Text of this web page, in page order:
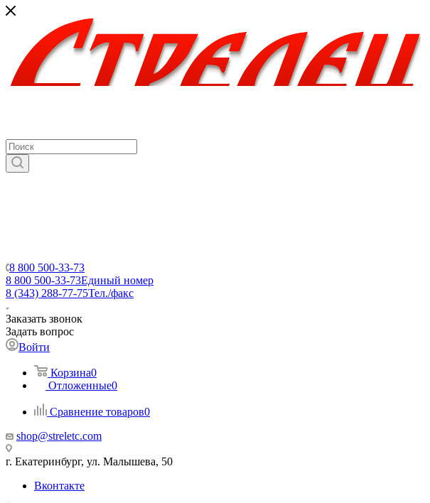
8 800 500-33-73
8 800 500-33-73Единый номер
8 (343) 288-77-75Тел./факс
Заказать звонок
Задать вопрос
Войти
Корзина0
Отложенные0
Сравнение товаров0
shop@streletc.com
г. Екатеринбург, ул. Малышева, 50
Вконтакте